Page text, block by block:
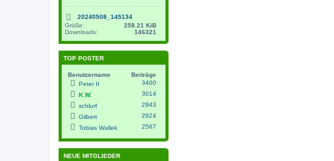
20240508_145134
Größe:
258.21 KiB
Downloads:
146321
TOP POSTER
Benutzername
Beiträge
Peter II
3400
K.W.
3014
schlurf
2943
Gilbert
2924
Tobias Wallek
2567
NEUE MITGLIEDER